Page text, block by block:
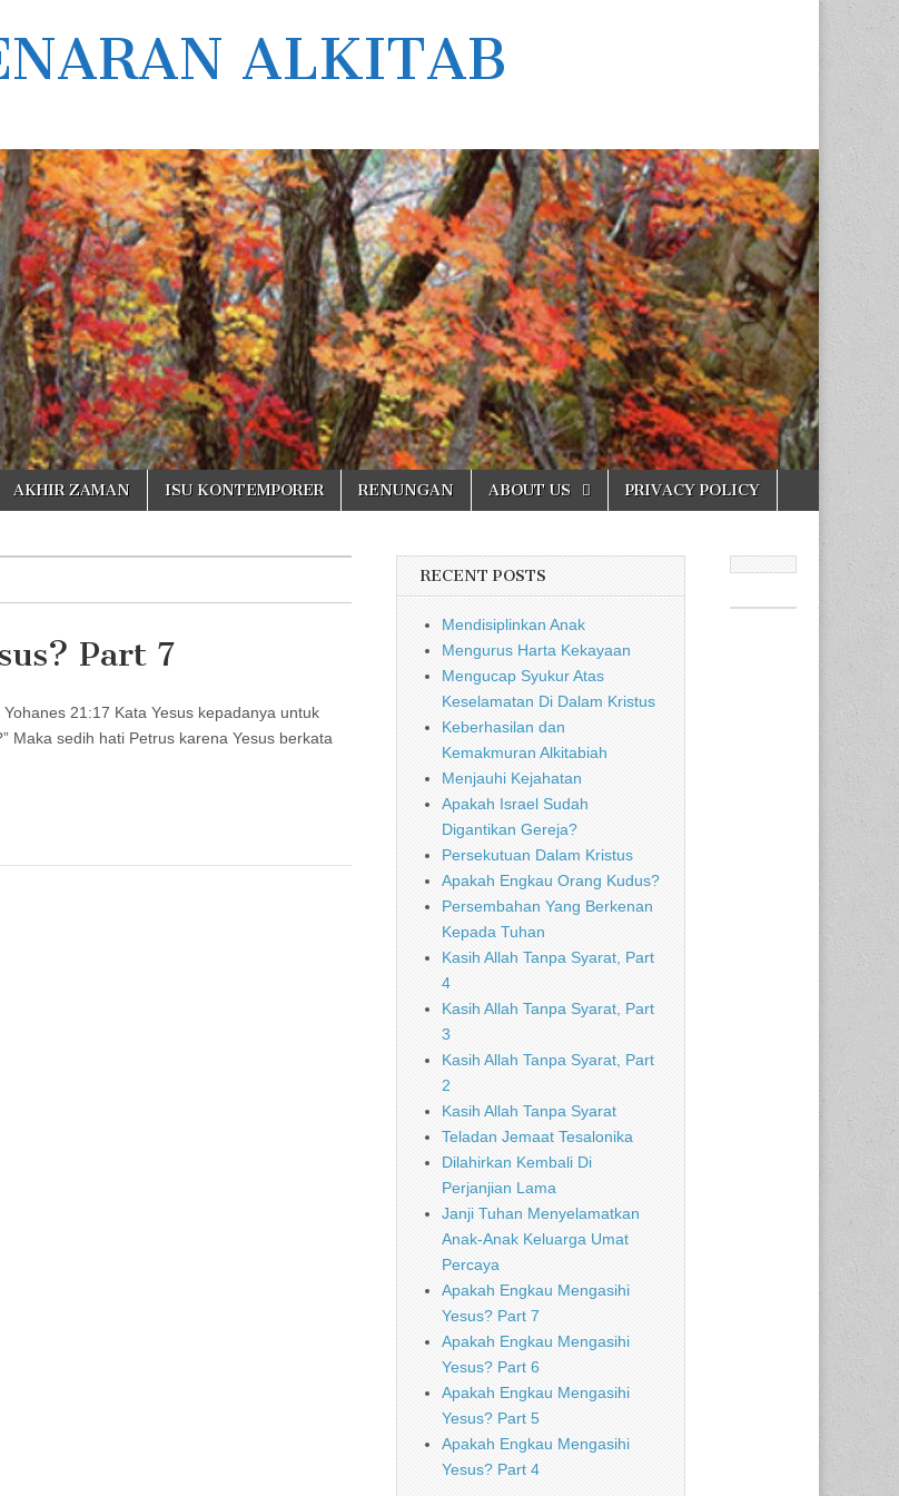
ALKITAB
AKHIR ZAMAN ISU KONTEMPORER RENUNGAN ABOUT US PRIVACY POLICY
Part 7
21:17 Kata Yesus kepadanya untuk
Maka sedih hati Petrus karena Yesus berkata
RECENT POSTS
Mendisiplinkan Anak
Mengurus Harta Kekayaan
Mengucap Syukur Atas
Keselamatan Di Dalam Kristus
Keberhasilan dan
Kemakmuran Alkitabiah
Menjauhi Kejahatan
Apakah Israel Sudah
Digantikan Gereja?
Persekutuan Dalam Kristus
Apakah Engkau Orang Kudus?
Persembahan Yang Berkenan
Kepada Tuhan
Kasih Allah Tanpa Syarat, Part
4
Kasih Allah Tanpa Syarat, Part
3
Kasih Allah Tanpa Syarat, Part
2
Kasih Allah Tanpa Syarat
Teladan Jemaat Tesalonika
Dilahirkan Kembali Di
Perjanjian Lama
Janji Tuhan Menyelamatkan
Anak-Anak Keluarga Umat
Percaya
Apakah Engkau Mengasihi
Yesus? Part 7
Apakah Engkau Mengasihi
Yesus? Part 6
Apakah Engkau Mengasihi
Yesus? Part 5
Apakah Engkau Mengasihi
Yesus? Part 4